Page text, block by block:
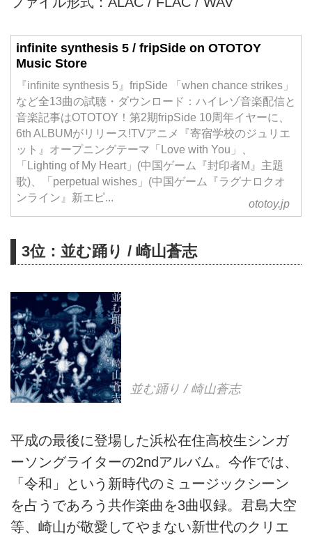
infinite synthesis 5 / fripSide on OTOTOY
Music Store
『infinite synthesis 5』fripSide 「when chance strikes」
など全13曲の試聴・ダウンロード：ハイレゾ音楽配信と
音楽記事はOTOTOY！第2期fripSide 10周年イヤーに、
6th ALBUMがリリース!TVアニメ『寄宿学校のジュリエ
ット』オープニングテーマ「Love with You」、
「Lighting of My Heart」(中国ゲーム『封印者M』主題
歌)、「perpetual wishes」(中国ゲーム『ラグナロクオ
ンライン』新エピ...
ototoy.jp
3位：並む踊り / 崎山蒼志
並む踊り / 崎山蒼志
平成の最後に登場した浜松在住高校生シンガ
ーソングライターの2ndアルバム。今作では、
「令和」という新時代のミュージックシーン
を占うであろう共作楽曲を3曲収録。君島大空
等、崎山が敬愛してやまない新世代のクリエ